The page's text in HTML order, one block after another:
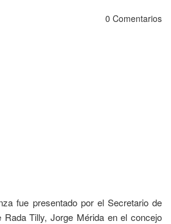
0 Comentarios
fue presentado por el Secretario de
Rada Tilly, Jorge Mérida en el concejo